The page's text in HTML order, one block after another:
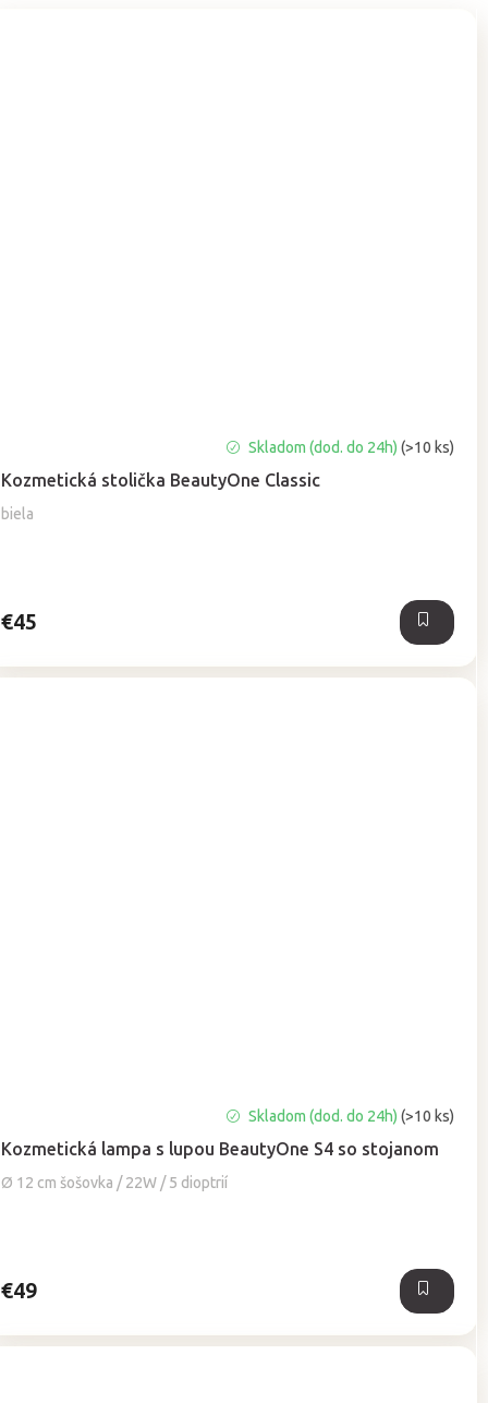
Kozmetická stolička BeautyOne Classic
biela
hodnotenie
produktu
je
Skladom (dod. do 24h)(>10 ks)
€45
Kozmetická lampa s lupou BeautyOne S4 so stojanom
Ø 12 cm šošovka / 22W / 5 dioptrií
hodnotenie
produktu
je
Skladom (dod. do 24h)(>10 ks)
€49